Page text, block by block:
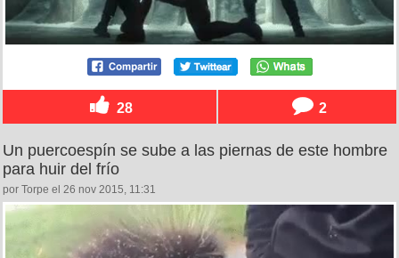
28 2
Un puercoespín se sube a las piernas de este hombre
para huir del frío
por Torpe el 26 nov 2015, 11:31